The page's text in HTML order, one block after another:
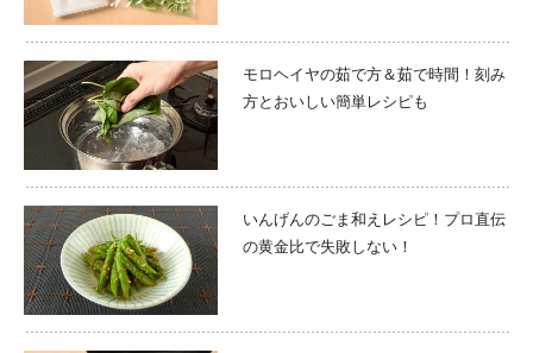
モロヘイヤの茹で方＆茹で時間！刻み
方とおいしい簡単レシピも
いんげんのごま和えレシピ！プロ直伝
の黄金比で失敗しない！